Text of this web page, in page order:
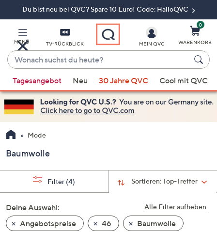
Du bist neu bei QVC? Spare 10 Euro! Code: HalloQVC
MENÜ TV-RÜCKBLICK
Wonach
suchst
du
heute?
Vorschläge
verfügbar
sind,
verwenden
Sie
Pfeiltasten
nach
und
nach
unten
oder
MEIN QVC
0
WARENKORB
Tagesangebot Neu 30 Jahre QVC Cool mit QVC
Mode
Baumwolle
Sortieren:Top-Treffer
Filter (4)
Alle Filter aufheben
Deine Auswahl:
Angebotspreise
46
Baumwolle